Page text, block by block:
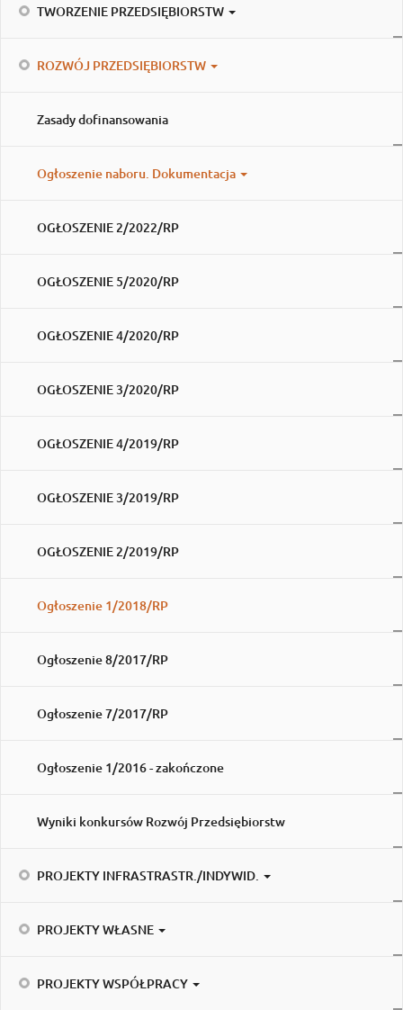
TWORZENIE PRZEDSIĘBIORSTW
ROZWÓJ PRZEDSIĘBIORSTW
Zasady dofinansowania
Ogłoszenie naboru. Dokumentacja
OGŁOSZENIE 2/2022/RP
OGŁOSZENIE 5/2020/RP
OGŁOSZENIE 4/2020/RP
OGŁOSZENIE 3/2020/RP
OGŁOSZENIE 4/2019/RP
OGŁOSZENIE 3/2019/RP
OGŁOSZENIE 2/2019/RP
Ogłoszenie 1/2018/RP
Ogłoszenie 8/2017/RP
Ogłoszenie 7/2017/RP
Ogłoszenie 1/2016 - zakończone
Wyniki konkursów Rozwój Przedsiębiorstw
PROJEKTY INFRASTRASTR./INDYWID.
PROJEKTY WŁASNE
PROJEKTY WSPÓŁPRACY